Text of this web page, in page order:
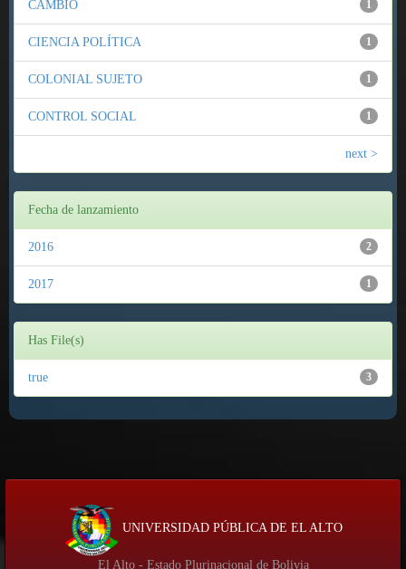
1
CAMBIO
1
CIENCIA POLÍTICA
1
COLONIAL SUJETO
1
CONTROL SOCIAL
next >
Fecha de lanzamiento
2
2016
1
2017
Has File(s)
3
true
UNIVERSIDAD PÚBLICA DE EL ALTO
El Alto - Estado Plurinacional de Bolivia